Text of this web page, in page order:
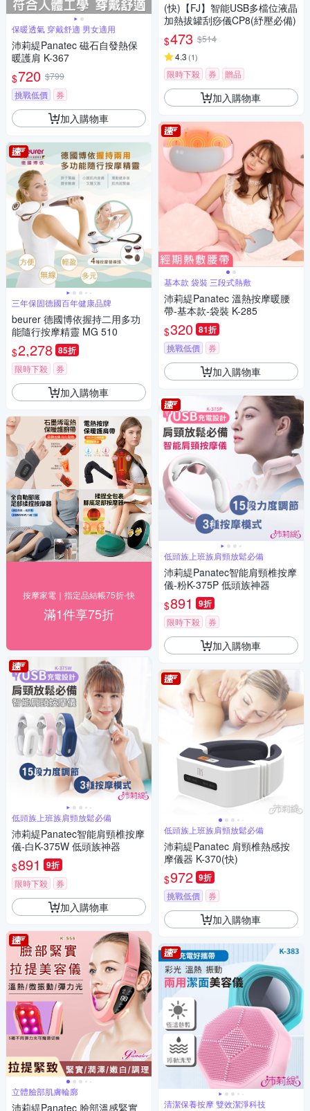
保暖透氣 穿戴舒適 男女適用
沛莉緹Panatec 磁石自發熱保
暖護肩 K-367
$720 $799
挑戰低價
券
加入購物車
三年保固德國百年健康品牌
beurer 德國博依握持二用多功
能隨行按摩精靈 MG 510
$2,278 85折
限時下殺 券
加入購物車
按摩家電｜指定品結帳75折-快
滿1件享75折
低頭族上班族肩頸放鬆必備
沛莉緹Panatec智能肩頸椎按摩
儀-白K-375W 低頭族神器
$891 9折
限時下殺 券
加入購物車
立體臉部肌膚輪廓
沛莉緹Panatec 臉部溫感緊實
(快)【FJ】智能USB多檔位液晶
加熱拔罐刮痧儀CP8(紓壓必備)
$473 $514
4.3 (1)
限時下殺 券 贈品
加入購物車
基本款 袋裝 三段式熱敷
沛莉緹Panatec 溫熱按摩暖腰
帶-基本款-袋裝 K-285
$320 81折
挑戰低價 券
加入購物車
低頭族上班族肩頸放鬆必備
沛莉緹Panatec智能肩頸椎按摩
儀-粉K-375P 低頭族神器
$891 9折
限時下殺 券
加入購物車
低頭族上班族肩頸放鬆必備
沛莉緹Panatec 肩頸椎熱感按
摩儀器 K-370(快)
$972 9折
挑戰低價 券
加入購物車
清潔保養按摩 雙效潔淨科技